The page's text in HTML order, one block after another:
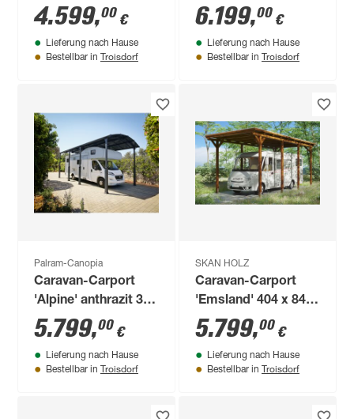
cm unbehandelt
4.599,00 €
Lieferung nach Hause
Bestellbar in Troisdorf
cm weiß
6.199,00 €
Lieferung nach Hause
Bestellbar in Troisdorf
Palram-Canopia
Caravan-Carport
'Alpine' anthrazit 359
x 863 cm
Polycarbonat grau
5.799,00 €
Lieferung nach Hause
Bestellbar in Troisdorf
SKAN HOLZ
Caravan-Carport
'Emsland' 404 x 846
cm nussbaum
5.799,00 €
Lieferung nach Hause
Bestellbar in Troisdorf